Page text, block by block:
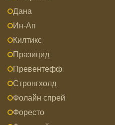
Дана
Ин-Ап
Килтикс
Празицид
Превентефф
Стронгхолд
Фолайн спрей
Форесто